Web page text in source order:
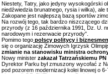
Niestety, Tatry, jako jedyny wysokogórski
niedźwiedzia brunatnego, rysia i wilka), ale
Zakopane jest najlepszą bazą sportów
Na rozwój tego, tak bardzo niszczącego
przyrody (z 16 października 1991, Dz. U.
narodowym i rezerwacie przyrody”.
Pomimo tego polscy politycy i
się o organizację Zimowych Igrzysk
zmianie na stanowisku ministra
Nowy minister zakazał Tatrzańskiemu
Dyrektor Parku był zmuszony wycofać z
pod pozorem modernizacji kolei linowej o